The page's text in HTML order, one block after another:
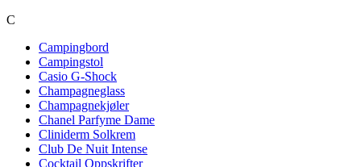
C
Campingbord
Campingstol
Casio G-Shock
Champagneglass
Champagnekjøler
Chanel Parfyme Dame
Cliniderm Solkrem
Club De Nuit Intense
Cocktail Oppskrifter